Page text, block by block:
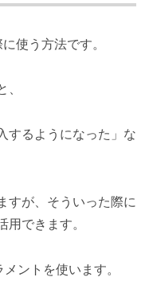
使う方法です。
、
するようになった」な
すが、そういった際に
用できます。
ントを使います。